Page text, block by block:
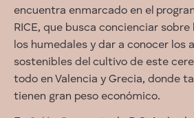
encuentra enmarcado en el
RICE, que busca concienciar
los humedales y dar a conocer los
sostenibles del cultivo de este
todo en Valencia y Grecia, donde
tienen gran peso económico.